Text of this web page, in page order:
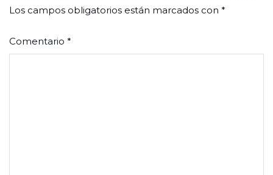
Los campos obligatorios están marcados con *
Comentario *